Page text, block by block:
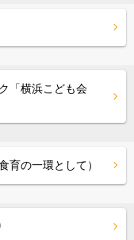
「横浜こども会
育の一環として）